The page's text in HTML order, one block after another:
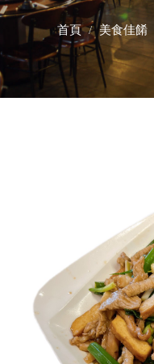
首頁 美食佳餚